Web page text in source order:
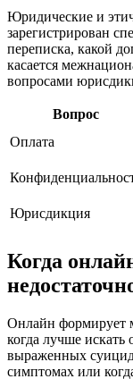
Юридические и
зарегистрирован
переписка, какой
касается
вопросами
Вопрос
Оплата
Юрисдикция
Когда
Онлайн формирует
когда лучше
выраженных
симптомах или